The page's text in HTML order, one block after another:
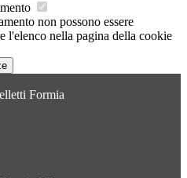
non possono essere
l'elenco nella pagina della cookie
Formia